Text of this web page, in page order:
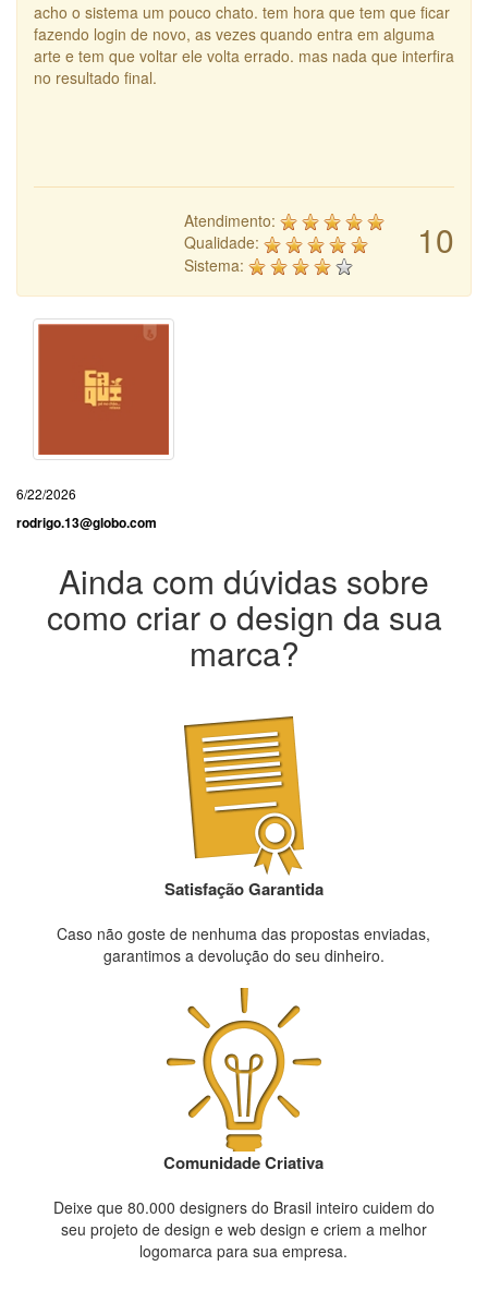
acho o sistema um pouco chato. tem hora que tem que ficar
fazendo login de novo, as vezes quando entra em alguma
arte e tem que voltar ele volta errado. mas nada que interfira
no resultado final.
10
Atendimento:
Qualidade:
Sistema:
6/22/2026
rodrigo.13@globo.com
Ainda com dúvidas sobre
como criar o design da sua
marca?
Satisfação Garantida
Caso não goste de nenhuma das propostas enviadas,
garantimos a devolução do seu dinheiro.
Comunidade Criativa
Deixe que 80.000 designers do Brasil inteiro cuidem do
seu projeto de design e web design e criem a melhor
logomarca para sua empresa.